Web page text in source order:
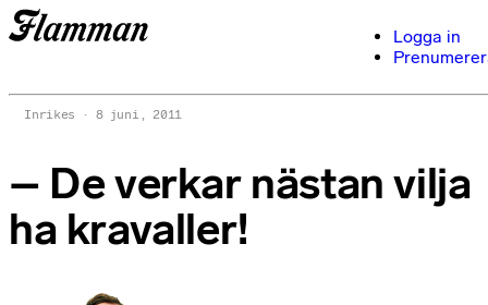
Logga in
Inrikes 8 juni, 2011
– De verkar nästan vilja
ha kravaller!